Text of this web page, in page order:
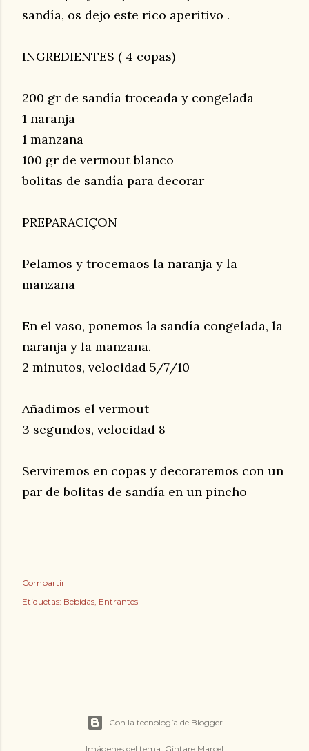
sandía, os dejo este rico aperitivo .
INGREDIENTES ( 4 copas)
200 gr de sandía troceada y congelada
1 naranja
1 manzana
100 gr de vermout blanco
bolitas de sandía para decorar
PREPARACIÇON
Pelamos y trocemaos la naranja y la
manzana
En el vaso, ponemos la sandía congelada, la
naranja y la manzana.
2 minutos, velocidad 5/7/10
Añadimos el vermout
3 segundos, velocidad 8
Serviremos en copas y decoraremos con un
par de bolitas de sandía en un pincho
Compartir
Etiquetas: Bebidas Entrantes
Con la tecnología de Blogger
Imágenes del tema: Gintare Marcel